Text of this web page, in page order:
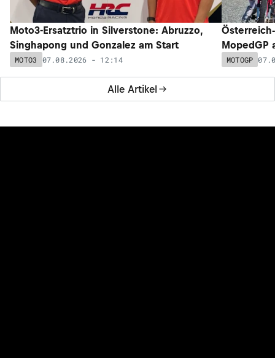
Alle Artikel
Moto3-Ersatztrio in Silverstone: Abruzzo,
Singhapong und Gonzalez am Start
MOTO3 07.08.2026 - 12:14
MopedGP
MOTOGP